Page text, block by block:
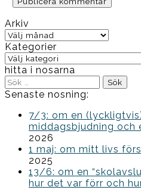
Arkiv
Arkiv
Kategorier
Kategorier
hitta i nosarna
Sök
efter:
Senaste nosning:
7/3: om en
middagsbjudning och
2026
1 maj: om mitt livs
2025
13/6: om en
hur det var förr och